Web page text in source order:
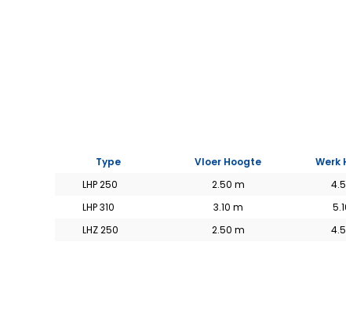
Type Vloer Hoogte Werk
LHP 250
2.50 m
LHP 310
3.10 m
LHZ 250
2.50 m